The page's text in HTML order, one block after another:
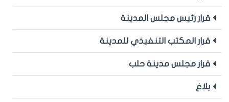
قرار رئيس مجلس المدينة
قرار المكتب التنفيذي للمدينة
قرار مجلس مدينة حلب
بلاغ